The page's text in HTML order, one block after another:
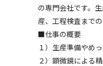
の専門会社です。
産、工程検査まで
■仕事の
１）生産準備やめ
２）顕微鏡による